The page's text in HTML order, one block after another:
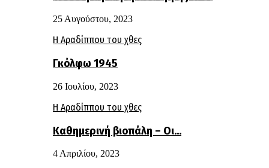
25 Αυγούστου, 2023
Η Αραδίππου του χθες
Γκόλφω 1945
26 Ιουλίου, 2023
Η Αραδίππου του χθες
Καθημερινή βιοπάλη – Οι…
4 Απριλίου, 2023